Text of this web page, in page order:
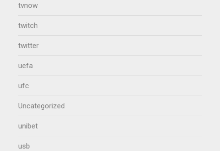
tvnow
twitch
twitter
uefa
ufc
Uncategorized
unibet
usb